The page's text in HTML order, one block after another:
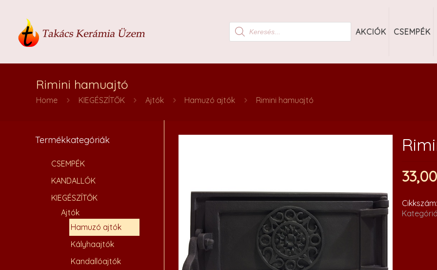
Products
search
AKCIÓK CSEMPÉK
Rimini hamuajtó
Home KIEGÉSZÍTŐK Ajtók Hamuzó ajtók Rimini hamuajtó
Cikkszám:
Termékkategóriák
CSEMPÉK
KANDALLÓK
KIEGÉSZÍTŐK
Ajtók
Hamuzó ajtók
Kályhaajtók
Kandallóajtók